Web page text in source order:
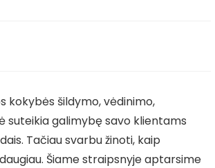
kokybės šildymo, vėdinimo,
suteikia galimybę savo klientams
Tačiau svarbu žinoti, kaip
Šiame straipsnyje aptarsime